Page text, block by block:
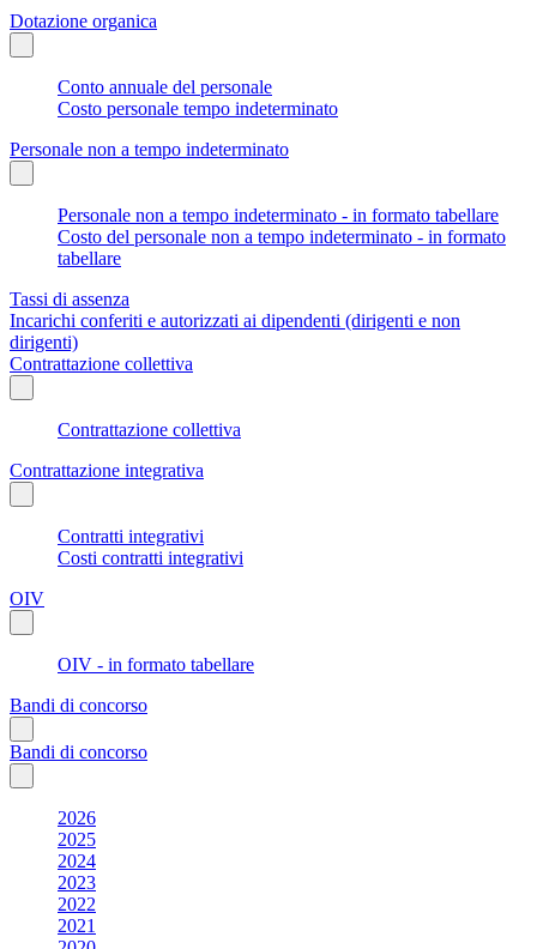
Dotazione organica
Conto annuale del personale
Costo personale tempo indeterminato
Personale non a tempo indeterminato
Personale non a tempo indeterminato - in formato tabellare
Costo del personale non a tempo indeterminato - in formato
tabellare
Tassi di assenza
Incarichi conferiti e autorizzati ai dipendenti (dirigenti e non
dirigenti)
Contrattazione collettiva
Contrattazione collettiva
Contrattazione integrativa
Contratti integrativi
Costi contratti integrativi
OIV
OIV - in formato tabellare
Bandi di concorso
Bandi di concorso
2026
2025
2024
2023
2022
2021